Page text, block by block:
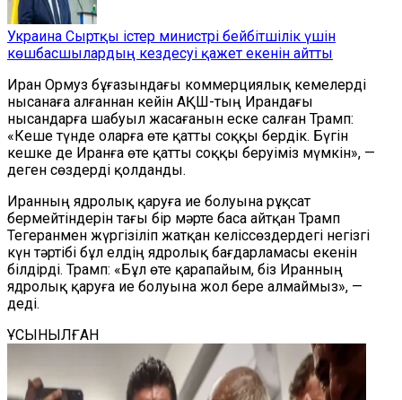
Украина Сыртқы істер министрі бейбітшілік үшін
көшбасшылардың кездесуі қажет екенін айтты
Иран Ормуз бұғазындағы коммерциялық кемелерді
нысанаға алғаннан кейін АҚШ-тың Ирандағы
нысандарға шабуыл жасағанын еске салған Трамп:
«Кеше түнде оларға өте қатты соққы бердік. Бүгін
кешке де Иранға өте қатты соққы беруіміз мүмкін», —
деген сөздерді қолданды.
Иранның ядролық қаруға ие болуына рұқсат
бермейтіндерін тағы бір мәрте баса айтқан Трамп
Тегеранмен жүргізіліп жатқан келіссөздердегі негізгі
күн тәртібі бұл елдің ядролық бағдарламасы екенін
білдірді. Трамп: «Бұл өте қарапайым, біз Иранның
ядролық қаруға ие болуына жол бере алмаймыз», —
деді.
ҰСЫНЫЛҒАН